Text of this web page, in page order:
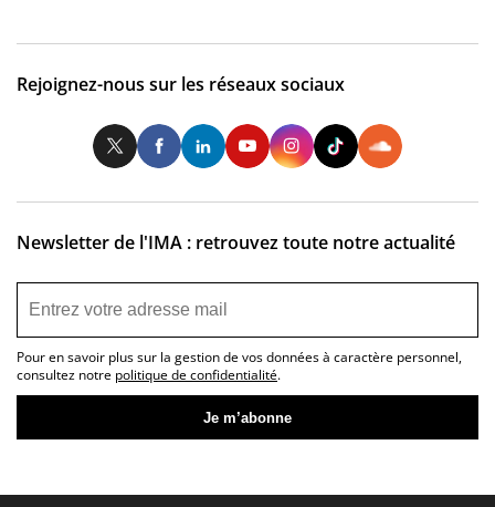
Rejoignez-nous sur les réseaux sociaux
TwitterFacebookLinkedInYoutubeInstagram
Newsletter de l'IMA : retrouvez toute notre actualité
Pour en savoir plus sur la gestion de vos données à caractère personnel,
consultez notre politique de confidentialité.